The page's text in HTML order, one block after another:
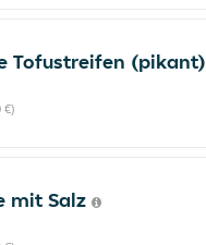
Tofustreifen (pikant)
€)
mit Salz